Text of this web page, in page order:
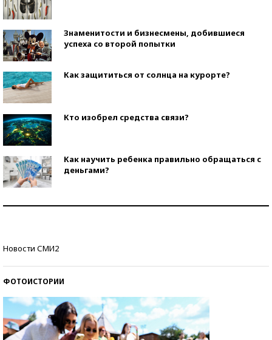
Знаменитости и бизнесмены, добившиеся
успеха со второй попытки
Как защититься от солнца на курорте?
Кто изобрел средства связи?
Как научить ребенка правильно обращаться с
деньгами?
Новости СМИ2
ФОТОИСТОРИИ